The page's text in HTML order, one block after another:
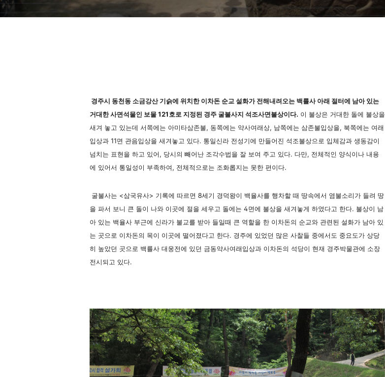
불상
경주시 동천동 소금강산 기슭에 위치한 이차돈 순교 설화가 전해내려오는 백률사 아래 절터에 남아 있는
거대한 사면석물인 보물 121호로 지정된 경주 굴불사지 석조사면불상이다. 이 불상은 거대한 돌에 불상을
새겨 놓고 있는데 서쪽에는 아미타삼존불, 동쪽에는 약사여래상, 남쪽에는 삼존불입상을, 북쪽에는 여래
입상과 11면 관음입상을 새겨놓고 있다. 통일신라 전성기에 만들어진 석조불상으로 입체감과 생동감이
넘치는 표현을 하고 있어, 당시의 빼어난 조각수법을 잘 보여 주고 있다. 다만, 전체적인 양식이나 내용
에 있어서 통일성이 부족하여, 전체적으로는 조화롭지는 못한 편이다.
굴불사는 <삼국유사> 기록에 따르면 8세기 경덕왕이 백율사를 행차할 때 땅속에서 염불소리가 들려 땅
을 파서 보니 큰 돌이 나와 이곳에 절을 세우고 돌에는 4면에 불상을 새겨놓게 하였다고 한다. 불상이 남
아 있는 백율사 부근에 신라가 불교를 받아 들일때 큰 역할을 한 이차돈의 순교와 관련된 설화가 남아 있
는 곳으로 이차돈의 목이 이곳에 떨어졌다고 한다. 경주에 있었던 많은 사찰들 중에서도 중요도가 상당
히 높았던 곳으로 백률사 대웅전에 있던 금동약사여래입상과 이차돈의 석당이 현재 경주박물관에 소장
전시되고 있다.